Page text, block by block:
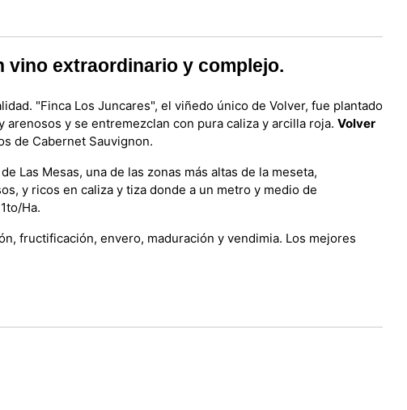
vino extraordinario y complejo.
"Finca Los Juncares", el viñedo único de Volver, fue plantado
y se entremezclan con pura caliza y arcilla roja. Volver
de Cabernet Sauvignon.
Las Mesas, una de las zonas más altas de la meseta,
y ricos en caliza y tiza donde a un metro y medio de
Ha.
fructificación, envero, maduración y vendimia. Los mejores